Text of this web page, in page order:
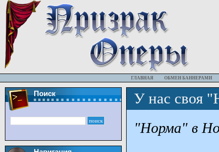
ГЛАВНАЯ ОБМЕН БАННЕРАМИ
У нас своя
"Норма" в
Поиск